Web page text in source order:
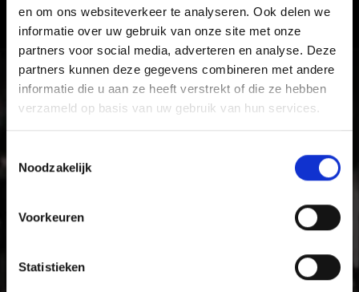
en om ons websiteverkeer te analyseren. Ook delen we
informatie over uw gebruik van onze site met onze
partners voor social media, adverteren en analyse. Deze
partners kunnen deze gegevens combineren met andere
informatie die u aan ze heeft verstrekt of die ze hebben
verzameld op basis van uw gebruik van hun services.
Noodzakelijk
Voorkeuren
Statistieken
Ervaar de cultuur en gebruiken in
Vinschgau vallei
Met zijn kastelen, middeleeuwse klooster- en
stadsmuren en levendige tradities is het zonnige
Vinschgau vallei vakantiegebied voor gezinnen die
tijdens hun vakantie plezier en cultuur zoeken.